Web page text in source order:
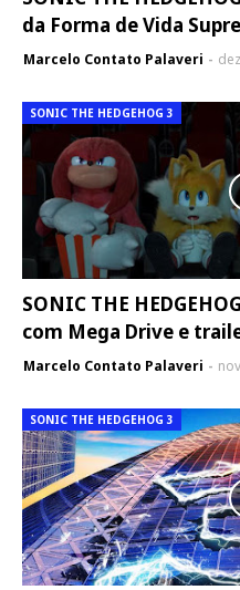
da Forma de Vida
Marcelo Contato Palaveri
SONIC THE HEDGEHOG 3
SONIC THE
com Mega Drive e
Marcelo Contato Palaveri
SONIC THE HEDGEHOG 3